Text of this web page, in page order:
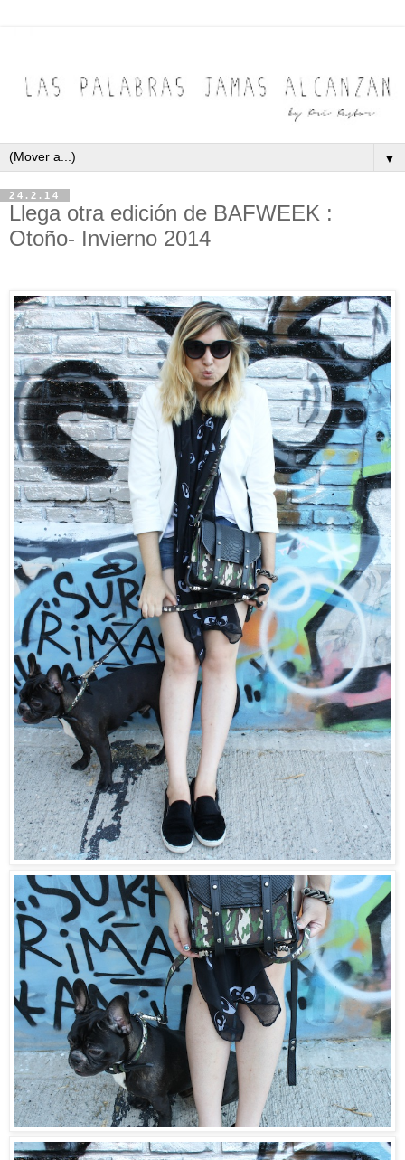
▼
24.2.14
Llega otra edición de BAFWEEK :
Otoño- Invierno 2014